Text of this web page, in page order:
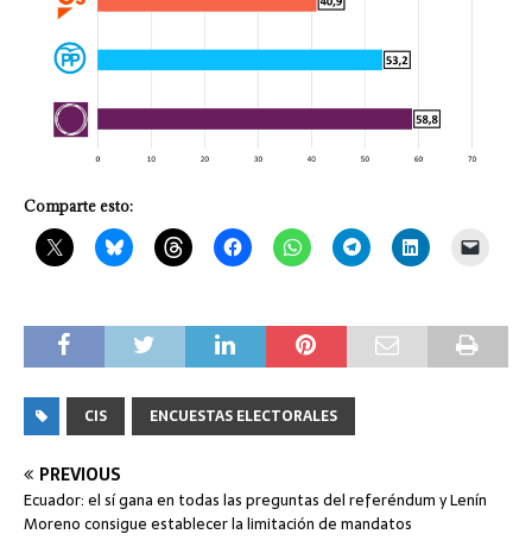
Comparte esto:
CIS ENCUESTAS ELECTORALES
PREVIOUS
Ecuador: el sí gana en todas las preguntas del referéndum y Lenín
Moreno consigue establecer la limitación de mandatos